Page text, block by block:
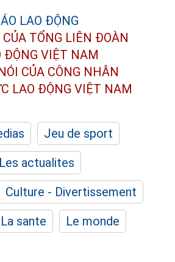
CỦA TỔNG LIÊN ĐOÀN
ĐỘNG VIỆT NAM
CỦA CÔNG NHÂN
LAO ĐỘNG VIỆT NAM
Jeu de sport
Les actualites
Culture - Divertissement
La sante
Le monde